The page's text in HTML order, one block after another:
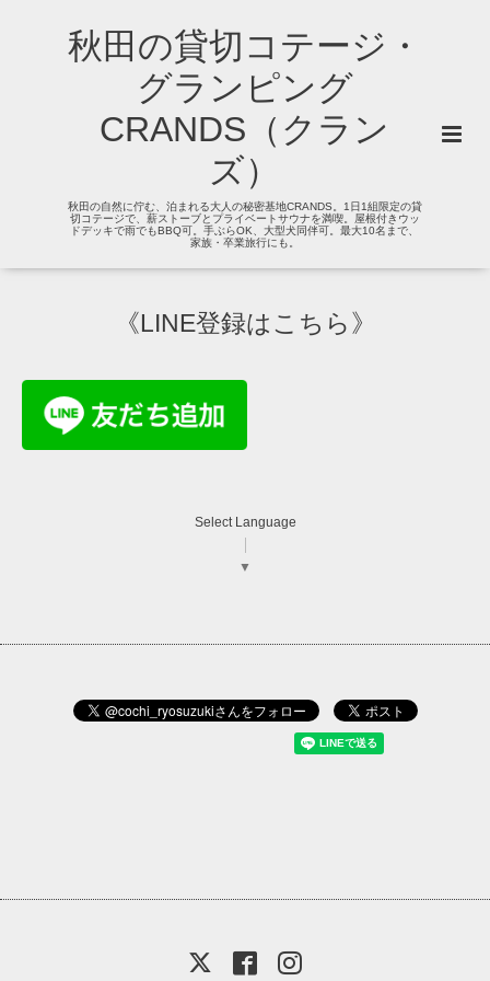
秋田の貸切コテージ・
グランピング
CRANDS（クラン
ズ）
秋田の自然に佇む、泊まれる大人の秘密基地CRANDS。1日1組限定の貸
切コテージで、薪ストーブとプライベートサウナを満喫。屋根付きウッ
ドデッキで雨でもBBQ可。手ぶらOK、大型犬同伴可。最大10名まで、
家族・卒業旅行にも。
《LINE登録はこちら》
Select Language
▼